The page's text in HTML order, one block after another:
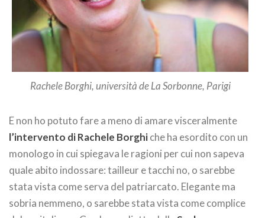
Rachele Borghi, università de La Sorbonne, Parigi
E non ho potuto fare a meno di amare visceralmente
l’intervento di Rachele Borghiche ha esordito con un
monologo in cui spiegava le ragioni per cui non sapeva
quale abito indossare: tailleur e tacchi no, o sarebbe
stata vista come serva del patriarcato. Elegante ma
sobria nemmeno, o sarebbe stata vista come complice